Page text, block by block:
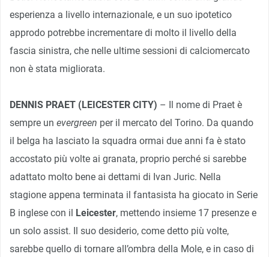
esperienza a livello internazionale, e un suo ipotetico
approdo potrebbe incrementare di molto il livello della
fascia sinistra, che nelle ultime sessioni di calciomercato
non è stata migliorata.
DENNIS PRAET (LEICESTER CITY) – Il nome di Praet è
sempre un evergreen per il mercato del Torino. Da quando
il belga ha lasciato la squadra ormai due anni fa è stato
accostato più volte ai granata, proprio perché si sarebbe
adattato molto bene ai dettami di Ivan Juric. Nella
stagione appena terminata il fantasista ha giocato in Serie
B inglese con il Leicester, mettendo insieme 17 presenze e
un solo assist. Il suo desiderio, come detto più volte,
sarebbe quello di tornare all’ombra della Mole, e in caso di